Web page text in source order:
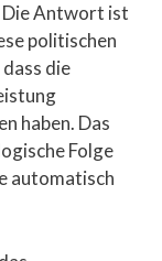
Die Antwort ist
politischen
die
haben. Das
Folge
automatisch